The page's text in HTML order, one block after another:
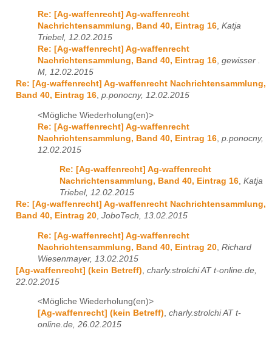
Re: [Ag-waffenrecht] Ag-waffenrecht
Nachrichtensammlung, Band 40, Eintrag 16 Katja
Triebel, 12.02.2015
Re: [Ag-waffenrecht] Ag-waffenrecht
Nachrichtensammlung, Band 40, Eintrag 16 gewisser .
M, 12.02.2015
Re: [Ag-waffenrecht] Ag-waffenrecht Nachrichtensammlung,
Band 40, Eintrag 16 p.ponocny, 12.02.2015
<Mögliche Wiederholung(en)>
Re: [Ag-waffenrecht] Ag-waffenrecht
Nachrichtensammlung, Band 40, Eintrag 16 p.ponocny,
12.02.2015
Re: [Ag-waffenrecht] Ag-waffenrecht
Nachrichtensammlung, Band 40, Eintrag 16, Katja
Triebel, 12.02.2015
Re: [Ag-waffenrecht] Ag-waffenrecht Nachrichtensammlung,
Band 40, Eintrag 20, JoboTech, 13.02.2015
Re: [Ag-waffenrecht] Ag-waffenrecht
Nachrichtensammlung, Band 40, Eintrag 20 Richard
Wiesenmayer, 13.02.2015
[Ag-waffenrecht] (kein Betreff) charly.strolchi AT t-online.de,
22.02.2015
<Mögliche Wiederholung(en)>
[Ag-waffenrecht] (kein Betreff), charly.strolchi AT t-
online.de, 26.02.2015